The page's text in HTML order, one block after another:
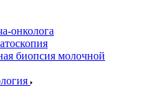
онколога
биопсия молочной